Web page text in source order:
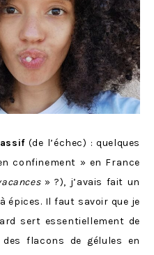
(de l’échec) : quelques
confinement » en France
» ?), j’avais fait un
épices. Il faut savoir que je
sert essentiellement de
flacons de gélules en